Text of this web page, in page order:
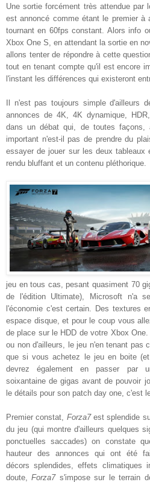
Une sortie forcément très attendue par
est annoncé comme étant le premier à
tournant en 60fps constant. Alors info
Xbox One S, en attendant la sortie en
allons tenter de répondre à cette
tout en tenant compte qu'il est encore
l'instant les différences qui existeront
Il n'est pas toujours simple d'ailleurs
annonces de 4K, 4K dynamique,
dans un débat qui, de toutes
important n'est-il pas de prendre du
essayer de jouer sur les deux
rendu bluffant et un contenu pléthorique.
jeu en tous cas, pesant quasiment 70
de l'édition Ultimate), Microsoft n'a
l'économie c'est certain. Des textures
espace disque, et pour le coup vous
de place sur le HDD de votre Xbox
ou non d'ailleurs, le jeu n'en tenant pas
que si vous achetez le jeu en boite
devrez également en passer par
soixantaine de gigas avant de pouvoir
le détails pour son patch day one, c'est
Premier constat, Forza7est splendide
du jeu (qui montre d'ailleurs quelques
ponctuelles saccades) on constate
hauteur des annonces qui ont été
décors splendides, effets climatiques
doute,Forza7s'impose sur le terrain